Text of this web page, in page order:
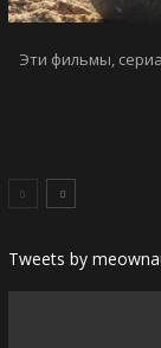
Эти фильмы,
Tweets by